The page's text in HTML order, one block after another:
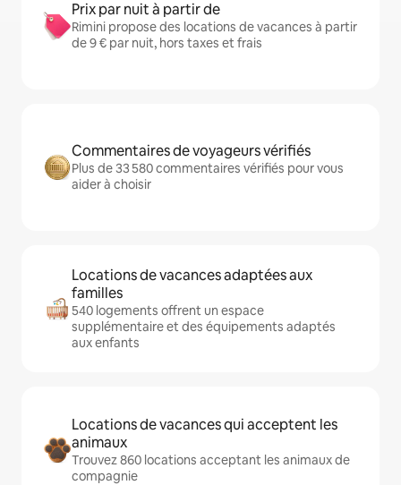
Prix par nuit à partir de
Rimini propose des locations de vacances à partir
de 9 € par nuit, hors taxes et frais
Commentaires de voyageurs vérifiés
Plus de 33 580 commentaires vérifiés pour vous
aider à choisir
Locations de vacances adaptées aux
familles
540 logements offrent un espace
supplémentaire et des équipements adaptés
aux enfants
Locations de vacances qui acceptent les
animaux
Trouvez 860 locations acceptant les animaux de
compagnie